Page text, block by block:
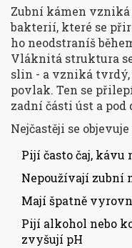
Zubní kámen
bakterií, které se
ho neodstraníš
Vláknitá struktura
slin - a vzniká tvrdý,
povlak. Ten se
zadní části úst a pod
Nejčastěji se
Pijí často čaj, kávu
Nepoužívají zubní
Mají špatně
Pijí alkohol nebo
zvyšují pH